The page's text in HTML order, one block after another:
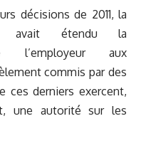
décisions de 2011, la
avait étendu la
l’employeur aux
commis par des
ces derniers exercent,
une autorité sur les